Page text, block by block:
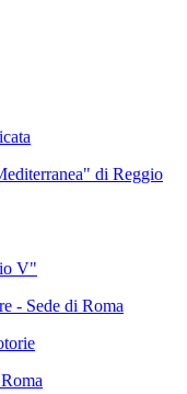
di Reggio
V"
- Sede di Roma